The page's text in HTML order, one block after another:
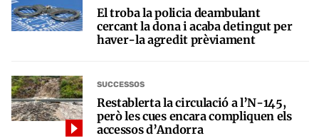
El troba la policia deambulant
cercant la dona i acaba detingut per
haver-la agredit prèviament
SUCCESSOS
Restablerta la circulació a l’N-145,
però les cues encara compliquen els
accessos d’Andorra